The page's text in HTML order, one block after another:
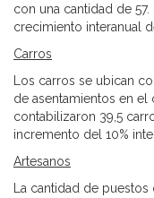
con una cantidad de
crecimiento interanual
Carros
Los carros se ubican
de asentamientos en
contabilizaron 39,5
incremento del 10%
Artesanos
La cantidad de